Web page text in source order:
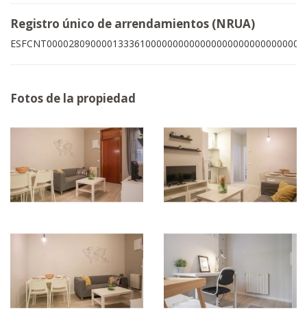
Registro único de arrendamientos (NRUA)
ESFCNT00002809000013336100000000000000000000000000005
Fotos de la propiedad